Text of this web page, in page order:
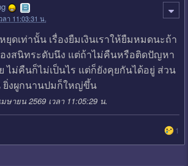
ลา 11:03:31 น.
ยุดเท่านั้น เรื่องยืมเงินเราให้ยืมหมดนะถ้า
งสนิทระดับนึง แต่ถ้าไม่คืนหรือติดปัญหา
ไม่คืนก็ไม่เป็นไร แต่ก็ยังคุยกันได้อยู่ ส่วน
ยิ่งผูกนานปมก็ใหญ่ขึ้น
ษายน 2569 เวลา 11:05:29 น.
1